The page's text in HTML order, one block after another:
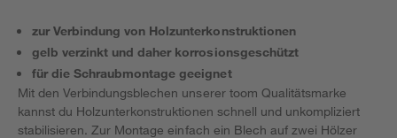
zur Verbindung von Holzunterkonstruktionen
gelb verzinkt und daher korrosionsgeschützt
für die Schraubmontage geeignet
Mit den Verbindungsblechen unserer toom Qualitätsmarke
kannst du Holzunterkonstruktionen schnell und unkompliziert
stabilisieren. Zur Montage einfach ein Blech auf zwei Hölzer